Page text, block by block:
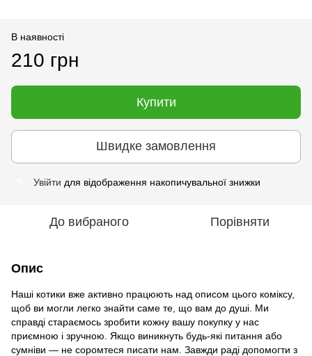
В наявності
210 грн
Купити
Швидке замовлення
Увійти для відображення накопичувальної знижки
До вибраного Порівняти
Опис
Наші котики вже активно працюють над описом цього коміксу,
щоб ви могли легко знайти саме те, що вам до душі. Ми
справді стараємось зробити кожну вашу покупку у нас
приємною і зручною. Якщо виникнуть будь-які питання або
сумніви — не соромтеся писати нам. Завжди раді допомогти з